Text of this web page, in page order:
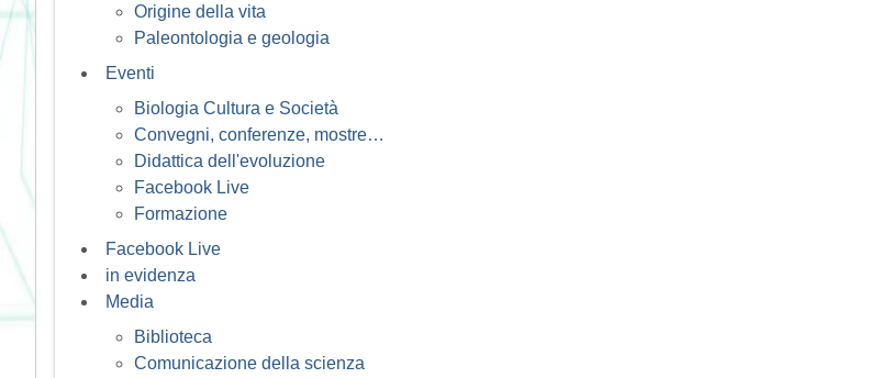
Origine della vita
Paleontologia e geologia
Eventi
Biologia Cultura e Società
Convegni, conferenze, mostre…
Didattica dell'evoluzione
Facebook Live
Formazione
Facebook Live
in evidenza
Media
Biblioteca
Comunicazione della scienza